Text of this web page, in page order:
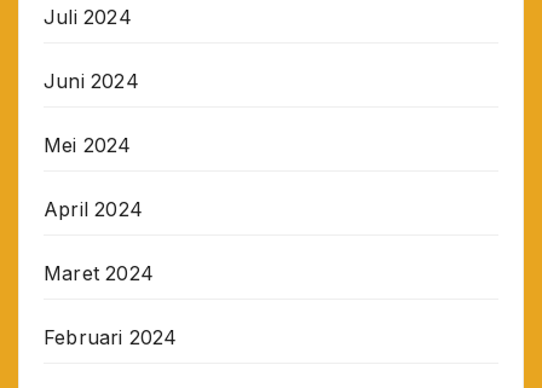
Juli 2024
Juni 2024
Mei 2024
April 2024
Maret 2024
Februari 2024